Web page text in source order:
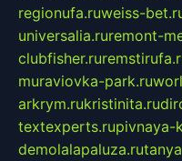
regionufa.ruweiss-
universalia.ruremont-
clubfisher.ru
muraviovka-park.ru
arkrym.rukristinita.ru
textexperts.rupivnaya-
demolalapaluza.ru